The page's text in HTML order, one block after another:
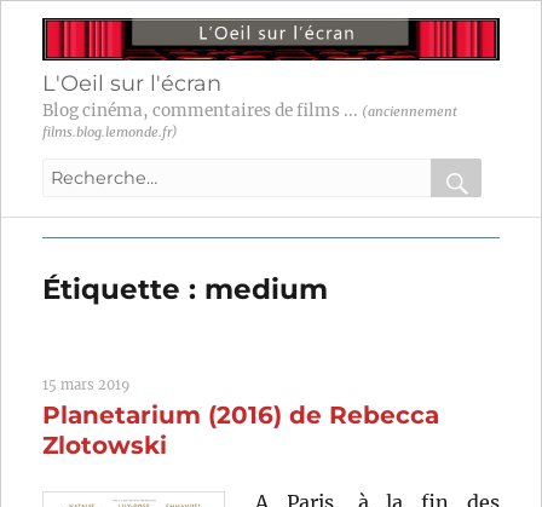
L'Oeil sur l'écran
Blog cinéma, commentaires de films ... (anciennement
films.blog.lemonde.fr)
Recherche
:
OK
Étiquette : medium
15 mars 2019
Planetarium (2016) de Rebecca
Zlotowski